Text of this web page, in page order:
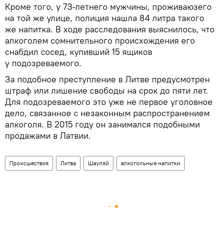
Кроме того, у 73-летнего мужчины, проживаюзего
на той же улице, полиция нашла 84 литра такого
же напитка. В ходе расследования выяснилось, что
алкоголем сомнительного происхождения его
снабдил сосед, купивший 15 ящиков
у подозреваемого.
За подобное преступление в Литве предусмотрен
штраф или лишение свободы на срок до пяти лет.
Для подозреваемого это уже не первое уголовное
дело, связанное с незаконным распространением
алкоголя. В 2015 году он занимался подобными
продажами в Латвии.
Происшествия Литва Шауляй алкогольные напитки